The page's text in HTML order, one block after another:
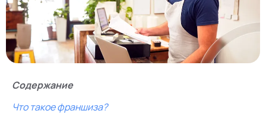
Содержание
Что такое франшиза?